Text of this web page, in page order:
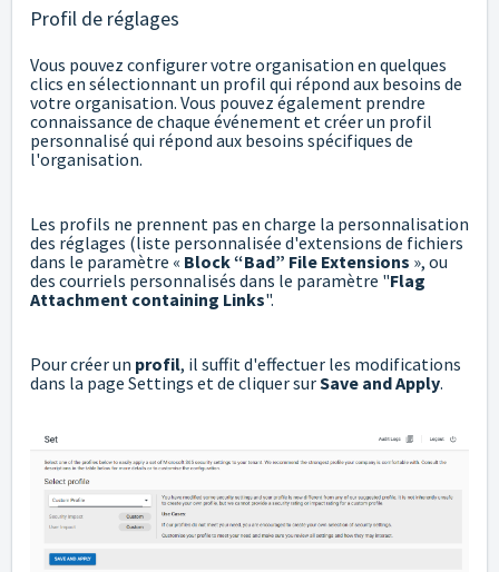
Profil de réglages
Vous pouvez configurer votre organisation en quelques
clics en sélectionnant un profil qui répond aux besoins de
votre organisation. Vous pouvez également prendre
connaissance de chaque événement et créer un profil
personnalisé qui répond aux besoins spécifiques de
l'organisation.
Les profils ne prennent pas en charge la personnalisation
des réglages (liste personnalisée d'extensions de fichiers
dans le paramètre « Block “Bad” File Extensions », ou
des courriels personnalisés dans le paramètre "Flag
Attachment containing Links".
Pour créer un profil, il suffit d'effectuer les modifications
dans la page Settings et de cliquer surSave and Apply.